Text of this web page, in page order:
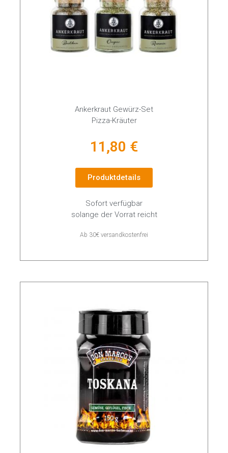
Ankerkraut Gewürz-Set
Pizza-Kräuter
11,80 €
Produktdetails
Sofort verfügbar
solange der Vorrat reicht
Ab 30€ versandkostenfrei